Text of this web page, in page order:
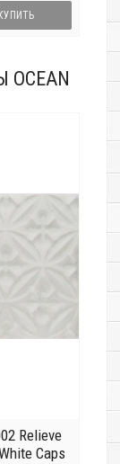
КУПИТЬ
Relieve
Caps